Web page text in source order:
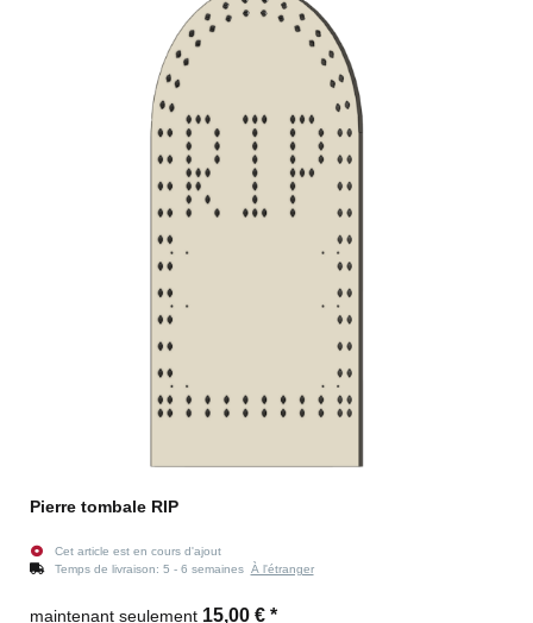
Pierre tombale RIP
Cet article est en cours d'ajout
Temps de livraison: 5 - 6 semaines À l'étranger
maintenant seulement 15,00 € *